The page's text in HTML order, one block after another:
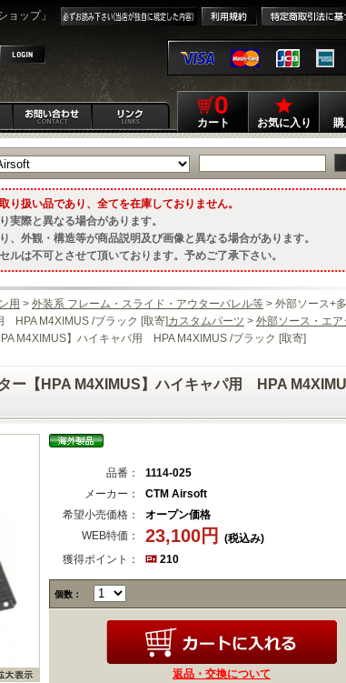
ョップ」
0
カート お気に入り 購
り扱い品であり、全てを在庫しておりません。
実際と異なる場合があります。
、外観・構造等が商品説明及び画像と異なる場合があります。
ルは不可とさせて頂いております。予めご了承下さい。
用 > 外装系 フレーム・スライド・アウターバレル等 > 外部ソース+
HPA M4XIMUS /ブラック [取寄]カスタムパーツ > 外部ソース・エア
M4XIMUS】ハイキャパ用 HPA M4XIMUS /ブラック [取寄]
ー【HPA M4XIMUS】ハイキャパ用 HPA
品番：
1114-025
メーカー：
CTM Airsoft
希望小売価格：
オープン価格
WEB特価：
23,100円
(税込み)
獲得ポイント：
210
個数：
返品・交換について